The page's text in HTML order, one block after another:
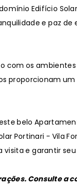
Edifício
e paz de
com os
proporcionam
belo
Portinari - Vila
e garantir seu
Consulte a